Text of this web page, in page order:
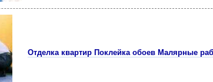
Отделка квартир Поклейка обоев Малярные